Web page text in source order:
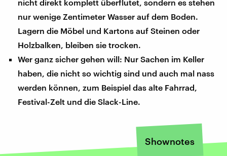
nicht direkt komplett überflutet, sondern es stehen
nur wenige Zentimeter Wasser auf dem Boden.
Lagern die Möbel und Kartons auf Steinen oder
Holzbalken, bleiben sie trocken.
Wer ganz sicher gehen will: Nur Sachen im Keller
haben, die nicht so wichtig sind und auch mal nass
werden können, zum Beispiel das alte Fahrrad,
Festival-Zelt und die Slack-Line.
Shownotes